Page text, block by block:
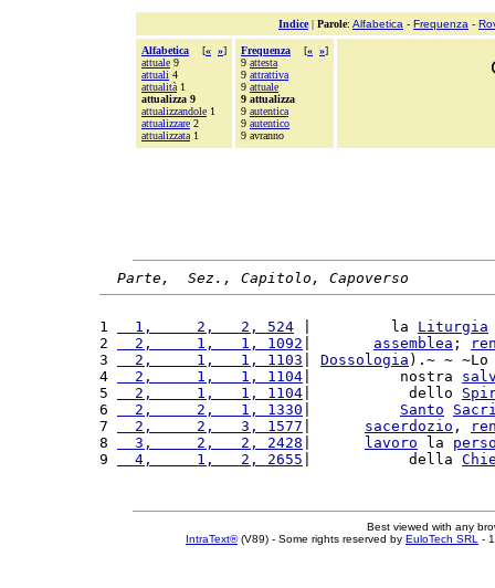
Indice| Parole: Alfabetica - Frequenza -
Alfabetica [« »]
attuale 9
attuali 4
attualità 1
attualizza 9
attualizzandole 1
attualizzare 2
attualizzata 1
Frequenza [« »]
9 attesta
9 attrattiva
9 attuale
9 attualizza
9 autentica
9 autentico
9 avranno
Parte,  Sez., Capitolo, Capoverso
1
  1,     2,   2, 524
|         la Liturgia
2
  2,     1,   1, 1092
assemblea ;
3
  2,     1,   1, 1103
Dossologia ).~ ~
4
  2,     1,   1, 1104
|          nostra
5
  2,     1,   1, 1104
|           dello
6
  2,     2,   1, 1330
Santo
7
  2,     2,   3, 1577
sacerdozio ,
8
  3,     2,   2, 2428
lavoro la
9
  4,     1,   2, 2655
|           della
Best viewed with any
IntraText®(V89) - Some rights reserved by EuloTech SRL -